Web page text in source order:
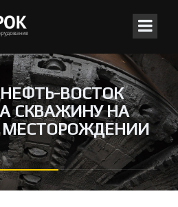
ВОСТОК
СКВАЖИНУ НА